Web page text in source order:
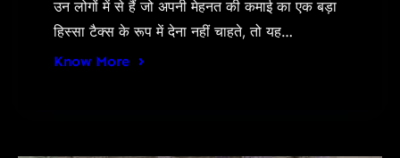
उन लोगों में से हैं जो अपनी मेहनत की कमाई का एक बड़ा
हिस्सा टैक्स के रूप में देना नहीं चाहते, तो यह…
Know More